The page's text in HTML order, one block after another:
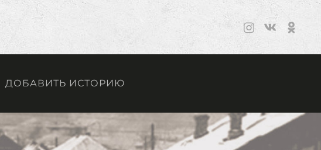
ДОБАВИТЬ ИСТОРИЮ